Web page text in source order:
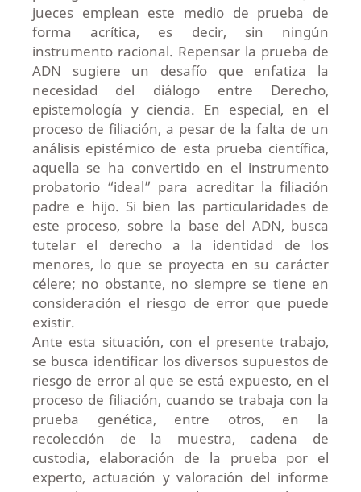
jueces emplean este medio de prueba de
forma acrítica, es decir, sin ningún
instrumento racional. Repensar la prueba de
ADN sugiere un desafío que enfatiza la
necesidad del diálogo entre Derecho,
epistemología y ciencia. En especial, en el
proceso de filiación, a pesar de la falta de un
análisis epistémico de esta prueba científica,
aquella se ha convertido en el instrumento
probatorio “ideal” para acreditar la filiación
padre e hijo. Si bien las particularidades de
este proceso, sobre la base del ADN, busca
tutelar el derecho a la identidad de los
menores, lo que se proyecta en su carácter
célere; no obstante, no siempre se tiene en
consideración el riesgo de error que puede
existir.
Ante esta situación, con el presente trabajo,
se busca identificar los diversos supuestos de
riesgo de error al que se está expuesto, en el
proceso de filiación, cuando se trabaja con la
prueba genética, entre otros, en la
recolección de la muestra, cadena de
custodia, elaboración de la prueba por el
experto, actuación y valoración del informe